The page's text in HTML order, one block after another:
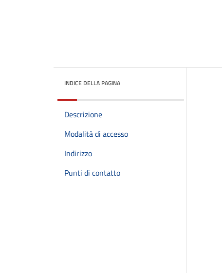
INDICE DELLA PAGINA
Descrizione
Modalità di accesso
Indirizzo
Punti di contatto